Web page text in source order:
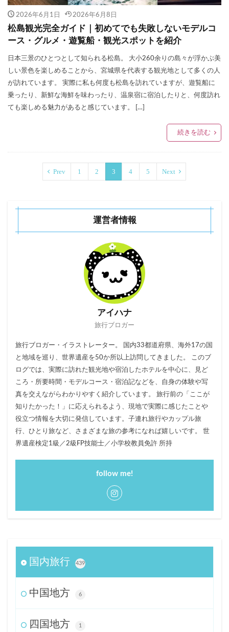
2026年6月1日 2026年6月8日
松島観光完全ガイド｜初めてでも失敗しないモデルコ
ース・グルメ・遊覧船・観光スポットを紹介
日本三景のひとつとして知られる松島。 大小260余りの島々が浮かぶ美
しい景色を楽しめることから、宮城県を代表する観光地として多くの人
が訪れています。 実際に私も何度も松島を訪れていますが、遊覧船に
乗ったり、新鮮な海鮮を味わったり、温泉宿に宿泊したりと、何度訪れ
ても楽しめる魅力があると感じています。 […]
続きを読む
Prev 1 2 3 4 5 Next
運営者情報
アイハナ
旅行ブロガー
旅行ブロガー・イラストレーター。 国内33都道府県、海外17の国
と地域を巡り、世界遺産を50か所以上訪問してきました。 このブ
ログでは、実際に訪れた観光地や宿泊したホテルを中心に、見ど
ころ・所要時間・モデルコース・宿泊記などを、自身の体験や写
真を交えながらわかりやすく紹介しています。 旅行前の「ここが
知りたかった！」に応えられるよう、現地で実際に感じたことや
役立つ情報を大切に発信しています。子連れ旅行やカップル旅
行、ひとり旅など、さまざまな旅の参考になれば嬉しいです。 世
界遺産検定1級／2級FP技能士／小学校教員免許 所持
follow me!
国内旅行 439
中国地方 6
四国地方 1